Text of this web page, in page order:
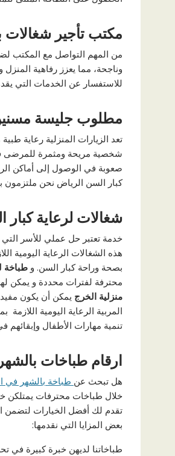
مكتب تأجير شغالات
من المهم التواصل مع المكتب
وناجحة، مما يعزز رفاهية
للاستفسار عن الخدمات التي
مطلوب جليسة
تعد الزيارات المنزلية رعاية
شخصية مريحة ومثمرة للمرضى
صعوبة في الوصول إلى أماكن
كبار السن الرياض نحن ملتزمون
شغالات لرعاية كبار
خدمة تعتبر حل عملي للأسر
هذه الشغالات الرعاية اليومية
بصحة وراحة كبار السن. و طباخة
محترفة لفترات محددة و يمكن
منزلية الخرج يمكن أن يكون مفيد
المربية الرعاية اليومية
تنمية مهارات الأطفال وإبقائهم
ارقام طباخات
هل تبحث عن طباخة بالشهر في
خلال طباخات محترفات يمتلكن
تقدم لك أفضل الخيارات
بعض المزايا التي نقدمها:
طباخاتنا لديهن خبرة كبيرة في